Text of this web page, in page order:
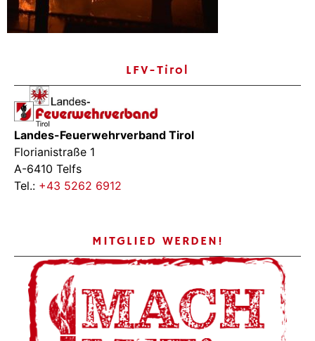
LFV-Tirol
Landes-Feuerwehrverband Tirol
Florianistraße 1
A-6410 Telfs
Tel.: +43 5262 6912
MITGLIED WERDEN!